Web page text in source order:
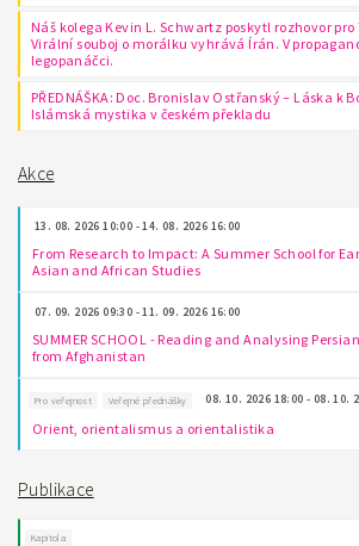
Náš kolega Kevin L. Schwartz poskytl rozhovor pro
Virální souboj o morálku vyhrává Írán. V
legopanáčci.
PŘEDNÁŠKA: Doc. Bronislav Ostřanský – Láska k
Islámská mystika v českém překladu
Akce
13. 08. 2026 10:00 - 14. 08. 2026 16:00
From Research to Impact: A Summer School for
Asian and African Studies
07. 09. 2026 09:30 - 11. 09. 2026 16:00
SUMMER SCHOOL - Reading and Analysing
from Afghanistan
Pro veřejnost Veřejné přednášky 08. 10. 2026 18:00 - 08. 10.
Orient, orientalismus a orientalistika
Publikace
Kapitola